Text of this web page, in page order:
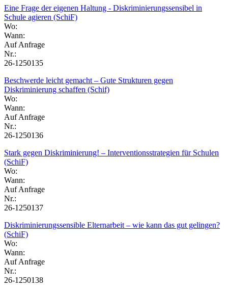
Eine Frage der eigenen Haltung - Diskriminierungssensibel in
Schule agieren (SchiF)
Wo:
Wann:
Auf Anfrage
Nr.:
26-1250135
Beschwerde leicht gemacht – Gute Strukturen gegen
Diskriminierung schaffen (Schif)
Wo:
Wann:
Auf Anfrage
Nr.:
26-1250136
Stark gegen Diskriminierung! – Interventionsstrategien für Schulen
(SchiF)
Wo:
Wann:
Auf Anfrage
Nr.:
26-1250137
Diskriminierungssensible Elternarbeit – wie kann das gut gelingen?
(SchiF)
Wo:
Wann:
Auf Anfrage
Nr.:
26-1250138